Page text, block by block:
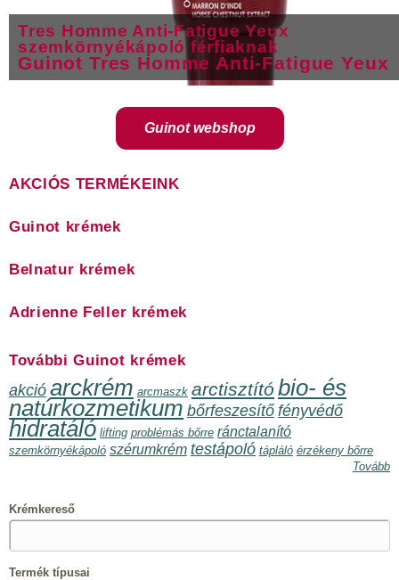
Tres Homme Anti-Fatigue Yeux
szemkörnyékápoló férfiaknak
Guinot Tres Homme Anti-Fatigue Yeux
Guinot webshop
AKCIÓS TERMÉKEINK
Guinot krémek
Belnatur krémek
Adrienne Feller krémek
További Guinot krémek
akció arckrém arcmaszk arctisztító bio- és
natúrkozmetikum bőrfeszesítő fényvédő
hidratáló lifting problémás bőrre ránctalanító
szemkörnyékápoló szérumkrém testápoló tápláló érzékeny bőrre
Tovább
Krémkereső
Termék típusai